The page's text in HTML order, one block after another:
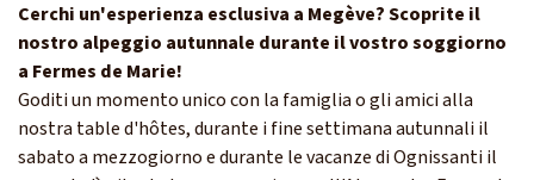
Cerchi un'esperienza esclusiva a Megève? Scoprite il
nostro alpeggio autunnale durante il vostro soggiorno
a Fermes de Marie!
Goditi un momento unico con la famiglia o gli amici alla
nostra table d'hôtes, durante i fine settimana autunnali il
sabato a mezzogiorno e durante le vacanze di Ognissanti il